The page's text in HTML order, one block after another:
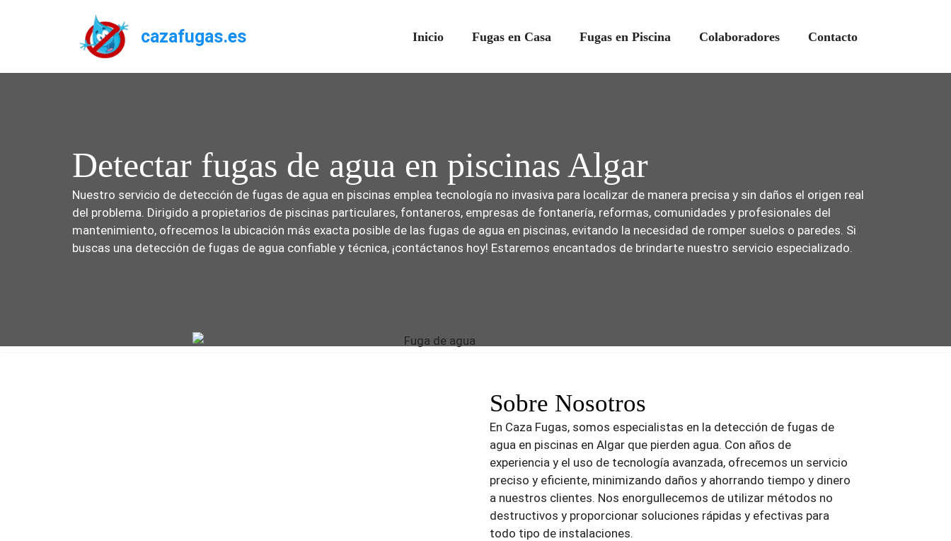
cazafugas.es Inicio Fugas en Casa Fugas en Piscina Colaboradores Contacto
Detectar fugas de agua en piscinas Algar
Nuestro servicio de detección de fugas de agua en piscinas emplea tecnología no invasiva para localizar de manera precisa y sin daños el origen real
del problema. Dirigido a propietarios de piscinas particulares, fontaneros, empresas de fontanería, reformas, comunidades y profesionales del
mantenimiento, ofrecemos la ubicación más exacta posible de las fugas de agua en piscinas, evitando la necesidad de romper suelos o paredes. Si
buscas una detección de fugas de agua confiable y técnica, ¡contáctanos hoy! Estaremos encantados de brindarte nuestro servicio especializado.
Sobre Nosotros
En Caza Fugas, somos especialistas en la detección de fugas de
agua en piscinas en Algar que pierden agua. Con años de
experiencia y el uso de tecnología avanzada, ofrecemos un servicio
preciso y eficiente, minimizando daños y ahorrando tiempo y dinero
a nuestros clientes. Nos enorgullecemos de utilizar métodos no
destructivos y proporcionar soluciones rápidas y efectivas para
todo tipo de instalaciones.